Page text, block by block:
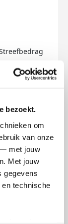
bezoekt.
om
van onze
met jouw
Met jouw
gegevens
technische